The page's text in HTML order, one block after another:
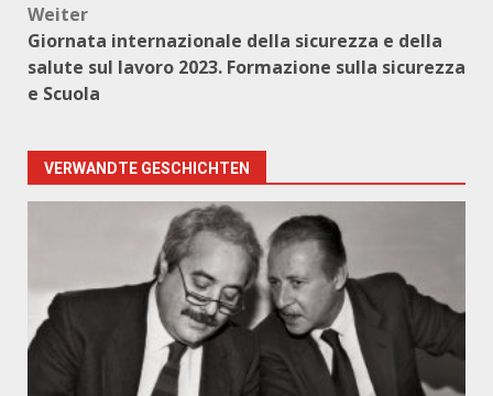
Weiter
Giornata internazionale della sicurezza e della
salute sul lavoro 2023. Formazione sulla sicurezza
e Scuola
VERWANDTE GESCHICHTEN